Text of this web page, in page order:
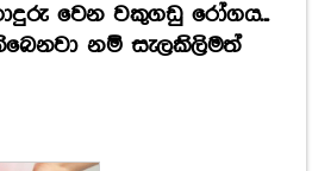
වෙන වකුගඩු රෝගය...
නම් සැලකිලිමත්